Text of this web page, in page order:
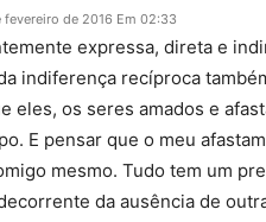
fevereiro de 2016 Em 02:33
expressa, direta e
indiferença recíproca
eles, os seres amados e
E pensar que o meu
mesmo. Tudo tem um
da ausência de